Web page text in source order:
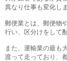
異なり仕事も変化しま
郵便業とは、郵便物
行い、区分けをして
また、運輸業の最も
渡って走っており、